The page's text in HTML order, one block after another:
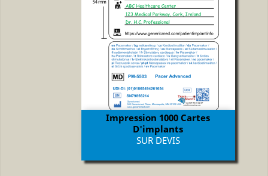
Impression 1000 Cartes
D'implants
Prix
SUR DEVIS